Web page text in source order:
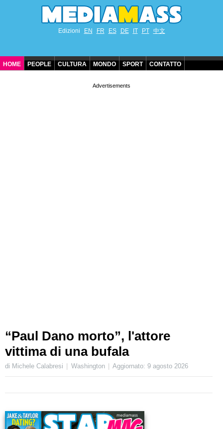
Edizioni EN FR ES DE IT PT 中文
HOME PEOPLE CULTURA MONDO SPORT CONTATTO
“Paul Dano morto”, l'attore
vittima di una bufala
di Michele Calabresi Washington Aggiornato:9 agosto 2026